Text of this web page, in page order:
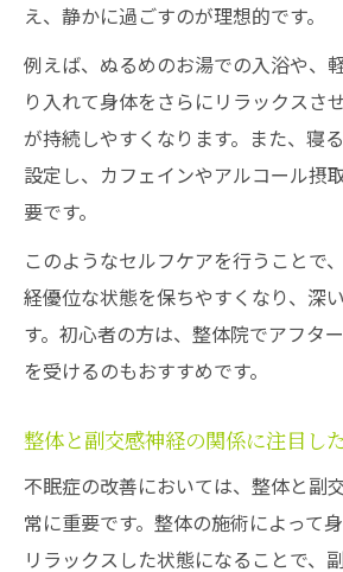
え、静かに過ごすのが理想的です。
例えば、ぬるめのお湯での入浴や、
り入れて身体をさらにリラックスさ
が持続しやすくなります。また、寝
設定し、カフェインやアルコール摂
要です。
このようなセルフケアを行うことで
経優位な状態を保ちやすくなり、深
す。初心者の方は、整体院でアフタ
を受けるのもおすすめです。
整体と副交感神経の関係に注目し
不眠症の改善においては、整体と副
常に重要です。整体の施術によって
リラックスした状態になることで、